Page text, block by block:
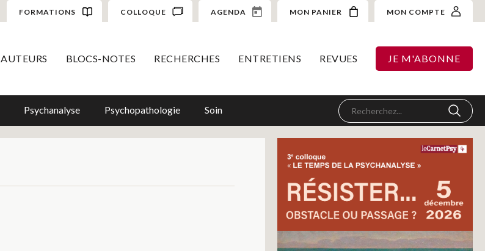
FORMATIONS COLLOQUE AGENDA MON PANIER MON COMPTE
AUTEURS BLOCS-NOTES RECHERCHES ENTRETIENS REVUES JE M'ABONNE
Psychanalyse Psychopathologie Soin